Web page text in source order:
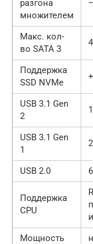
разгона
множителем
Макс. кол-
во SATA 3
4
Поддержка
SSD NVMe
+
USB 3.1 Gen
2
1
USB 3.1 Gen
1
2
USB 2.0 6
Поддержка
CPU
Мощность